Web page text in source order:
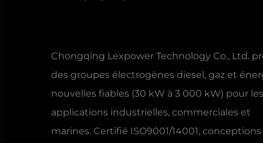
Chongqing Lexpower Technology Co., Ltd.
des groupes électrogènes diesel, gaz et
nouvelles fiables (30 kW à 3 000 kW) pour les
applications industrielles, commerciales et
marines. Certifié ISO9001/14001,